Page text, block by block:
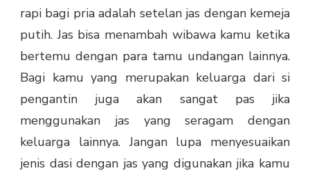
rapi bagi pria adalah setelan jas dengan kemeja
putih. Jas bisa menambah wibawa kamu ketika
bertemu dengan para tamu undangan lainnya.
Bagi kamu yang merupakan keluarga dari si
pengantin juga akan sangat pas jika
menggunakan jas yang seragam dengan
keluarga lainnya. Jangan lupa menyesuaikan
jenis dasi dengan jas yang digunakan jika kamu